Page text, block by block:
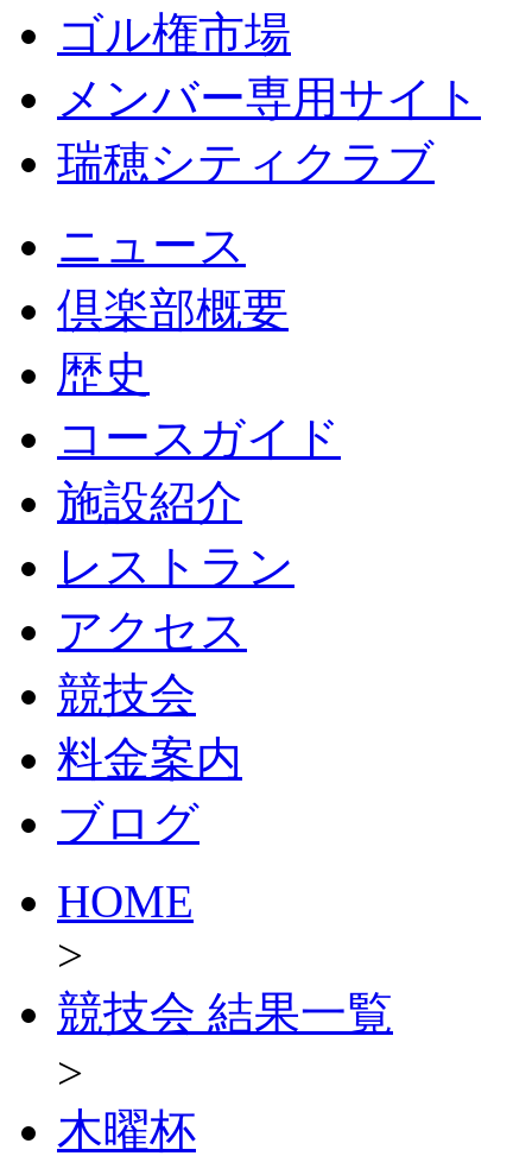
ゴル権市場
メンバー専用サイト
瑞穂シティクラブ
ニュース
倶楽部概要
歴史
コースガイド
施設紹介
レストラン
アクセス
競技会
料金案内
ブログ
HOME
>
競技会 結果一覧
>
木曜杯